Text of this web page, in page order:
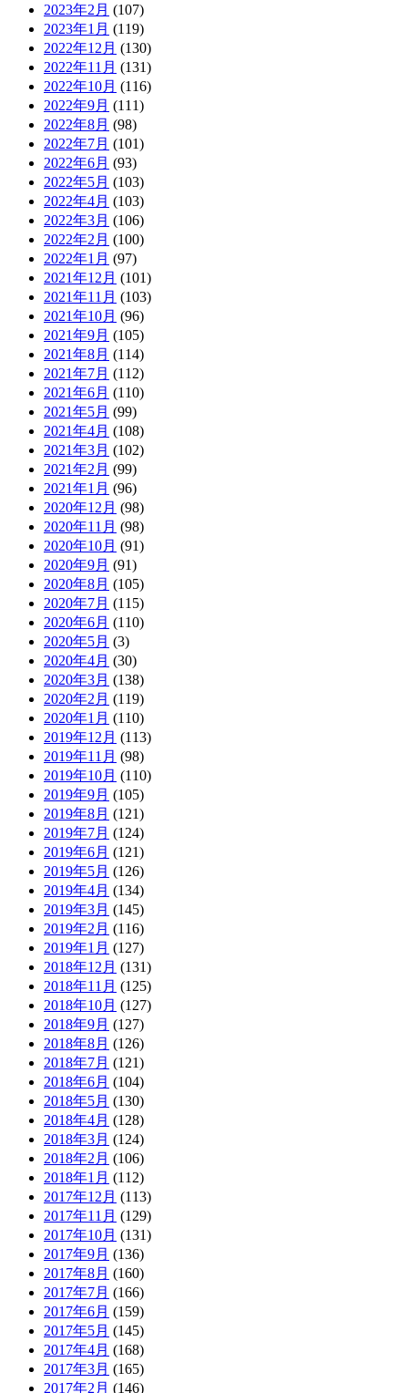
2023年2月 (107)
2023年1月 (119)
2022年12月 (130)
2022年11月 (131)
2022年10月 (116)
2022年9月 (111)
2022年8月 (98)
2022年7月 (101)
2022年6月 (93)
2022年5月 (103)
2022年4月 (103)
2022年3月 (106)
2022年2月 (100)
2022年1月 (97)
2021年12月 (101)
2021年11月 (103)
2021年10月 (96)
2021年9月 (105)
2021年8月 (114)
2021年7月 (112)
2021年6月 (110)
2021年5月 (99)
2021年4月 (108)
2021年3月 (102)
2021年2月 (99)
2021年1月 (96)
2020年12月 (98)
2020年11月 (98)
2020年10月 (91)
2020年9月 (91)
2020年8月 (105)
2020年7月 (115)
2020年6月 (110)
2020年5月 (3)
2020年4月 (30)
2020年3月 (138)
2020年2月 (119)
2020年1月 (110)
2019年12月 (113)
2019年11月 (98)
2019年10月 (110)
2019年9月 (105)
2019年8月 (121)
2019年7月 (124)
2019年6月 (121)
2019年5月 (126)
2019年4月 (134)
2019年3月 (145)
2019年2月 (116)
2019年1月 (127)
2018年12月 (131)
2018年11月 (125)
2018年10月 (127)
2018年9月 (127)
2018年8月 (126)
2018年7月 (121)
2018年6月 (104)
2018年5月 (130)
2018年4月 (128)
2018年3月 (124)
2018年2月 (106)
2018年1月 (112)
2017年12月 (113)
2017年11月 (129)
2017年10月 (131)
2017年9月 (136)
2017年8月 (160)
2017年7月 (166)
2017年6月 (159)
2017年5月 (145)
2017年4月 (168)
2017年3月 (165)
2017年2月 (146)